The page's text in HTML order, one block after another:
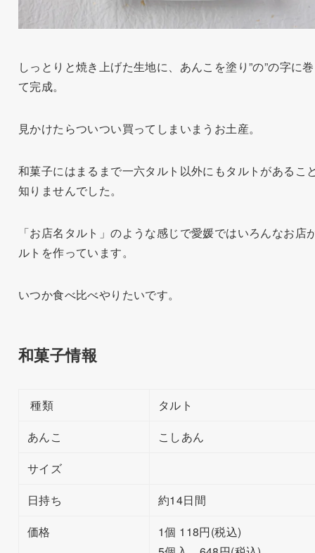
しっとりと焼き上げた生地に、あんこを塗り”の”の字に
て完成。
見かけたらついつい買ってしまいまうお土産。
和菓子にはまるまで一六タルト以外にもタルトがあるこ
知りませんでした。
「お店名タルト」のような感じで愛媛ではいろんなお店
ルトを作っています。
いつか食べ比べやりたいです。
和菓子情報
種類
タルト
あんこ
こしあん
サイズ
日持ち
約14日間
価格
1個 118円(税込)